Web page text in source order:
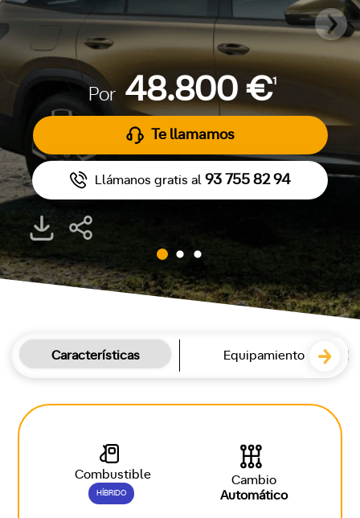
Por 48.800 €1
Te llamamos
Llámanos gratis al 93 755 82 94
Características Equipamiento
Combustible
HÍBRIDO
Cambio
Automático